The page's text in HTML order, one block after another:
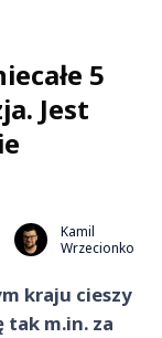
5
Jest
Kamil
Wrzecionko
kraju cieszy
tak m.in. za